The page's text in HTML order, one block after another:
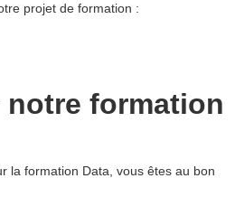
projet de formation :
notre formation
la formation Data, vous êtes au bon